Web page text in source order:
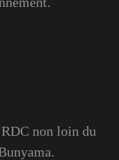
non loin du